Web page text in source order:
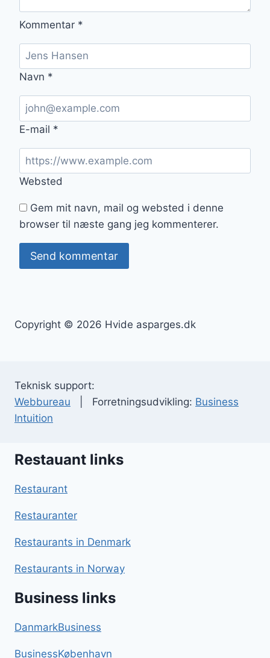
Kommentar *
Navn *
E-mail *
Websted
Gem mit navn, mail og websted i denne
browser til næste gang jeg kommenterer.
Copyright © 2026 Hvide asparges.dk
Teknisk support:
Webbureau | Forretningsudvikling: Business
Intuition
Restauant links
Restaurant
Restauranter
Restaurants in Denmark
Restaurants in Norway
Business links
DanmarkBusiness
BusinessKøbenhavn